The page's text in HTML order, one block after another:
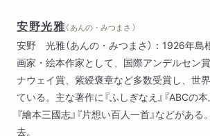
安野光雅（ あんの・みつまさ ）
安野 光雅（あんの・みつまさ）：1926年島
画家・絵本作家として、国際アンデルセン
ナウェイ賞、紫綬褒章など多数受賞し、世
ている。主な著作に『ふしぎなえ』『ABCの本
『繪本三國志』『片想い百人一首』などがあ
去。